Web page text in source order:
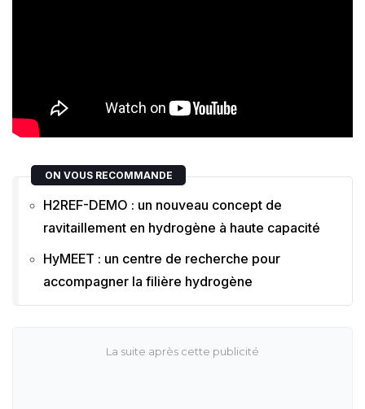
ON VOUS RECOMMANDE
H2REF-DEMO : un nouveau concept de
ravitaillement en hydrogène à haute capacité
HyMEET : un centre de recherche pour
accompagner la filière hydrogène